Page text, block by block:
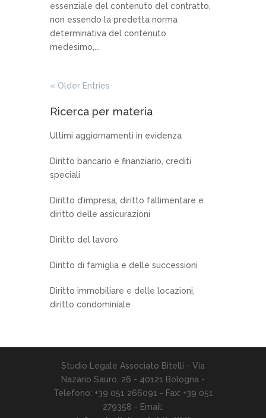
essenziale del contenuto del contratto,
non essendo la predetta norma
determinativa del contenuto
medesimo,...
« Older Entries
Ricerca per materia
Ultimi aggiornamenti in evidenza
Diritto bancario e finanziario, crediti
speciali
Diritto d’impresa, diritto fallimentare e
diritto delle assicurazioni
Diritto del lavoro
Diritto di famiglia e delle successioni
Diritto immobiliare e delle locazioni,
diritto condominiale
Studio Legale Associato Bitelli - Via
Nazario Sauro, 26 - 40121 Bologna -
Telefono: +39 051 266091 - Fax: +39 051
279358 - Email: